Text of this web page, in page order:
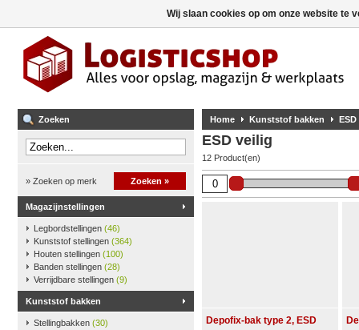
Zoeken
» Zoeken op merk Zoeken »
Magazijnstellingen
Legbordstellingen (46)
Kunststof stellingen (364)
Houten stellingen (100)
Banden stellingen (28)
Verrijdbare stellingen (9)
Kunststof bakken
Stellingbakken (30)
Home Kunststof bakken
ESD veilig
12 Product(en)
Depofix-bak type 2, ESD
Wij slaan cookies op om onze website te